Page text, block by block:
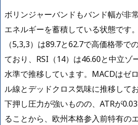
ボリンジャーバンドもバンド幅が非
エネルギーを蓄積している状態です
（5,3,3）は89.7と62.7で高価格帯で
ており、RSI（14）は46.60と中立ゾ
水準で推移しています。MACDはゼ
ル線とデッドクロス気味に推移して
下押し圧力が強いものの、ATRが
ることから、欧州本格参入前特有の